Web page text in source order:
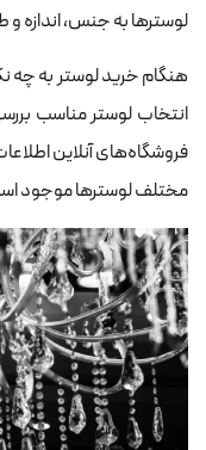
لوسترها به جنس، اندازه
هنگام خرید لوستر به چه
انتخاب لوستر مناسب
فروشگاه‌های آنلاین
مختلف لوسترها موجود